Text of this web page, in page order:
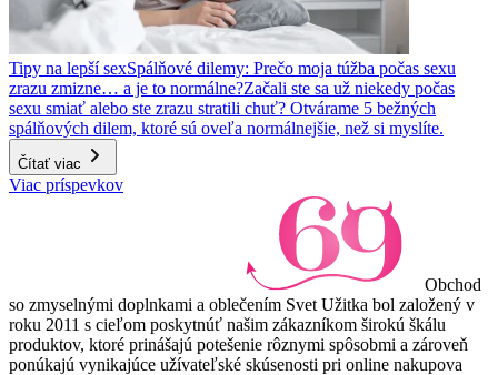
Tipy na lepší sexSpálňové dilemy: Prečo moja túžba počas sexu
zrazu zmizne… a je to normálne?Začali ste sa už niekedy počas
sexu smiať alebo ste zrazu stratili chuť? Otvárame 5 bežných
spálňových dilem, ktoré sú oveľa normálnejšie, než si myslíte.
Čítať viac
Viac príspevkov
Obchod
so zmyselnými doplnkami a oblečením Svet Užitka bol založený v
roku 2011 s cieľom poskytnúť našim zákazníkom širokú škálu
produktov, ktoré prinášajú potešenie rôznymi spôsobmi a zároveň
ponúkajú vynikajúce užívateľské skúsenosti pri online nakupova